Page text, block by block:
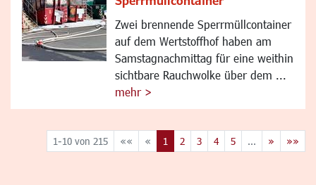
Zwei brennende Sperrmüllcontainer
auf dem Wertstoffhof haben am
Samstagnachmittag für eine weithin
sichtbare Rauchwolke über dem ...
mehr >
1-10 von 215 «« « 1 2 3 4 5 ... » »»